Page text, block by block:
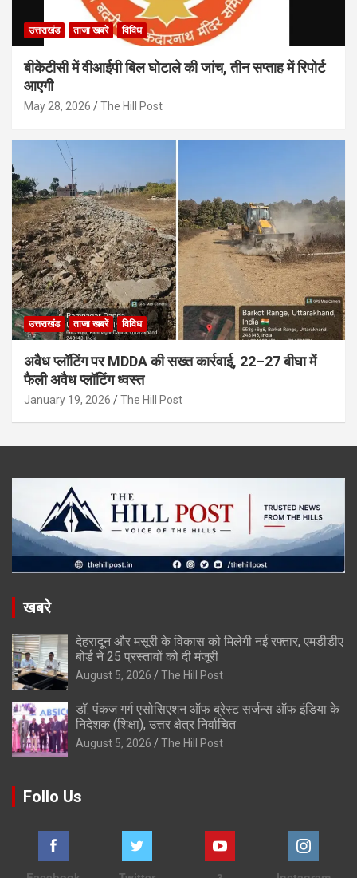
उत्तराखंड ताजा खबरें विविध
बीकेटीसी में वीआईपी बिल घोटाले की जांच, तीन सप्ताह में रिपोर्ट
आएगी
May 28, 2026 The Hill Post
उत्तराखंड ताजा खबरें विविध
अवैध प्लॉटिंग पर MDDA की सख्त कार्रवाई, 22–27 बीघा में
फैली अवैध प्लॉटिंग ध्वस्त
January 19, 2026 The Hill Post
खबरे
देहरादून और मसूरी के विकास को मिलेगी नई रफ्तार, एमडीडीए
बोर्ड ने 25 प्रस्तावों को दी मंजूरी
August 5, 2026 The Hill Post
डॉ. पंकज गर्ग एसोसिएशन ऑफ ब्रेस्ट सर्जन्स ऑफ इंडिया के
निदेशक (शिक्षा), उत्तर क्षेत्र निर्वाचित
August 5, 2026 The Hill Post
Follo Us